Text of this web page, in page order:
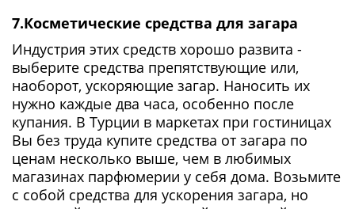
7.Косметические средства для загара
Индустрия этих средств хорошо развита -
выберите средства препятствующие или,
наоборот, ускоряющие загар. Наносить их
нужно каждые два часа, особенно после
купания. В Турции в маркетах при гостиницах
Вы без труда купите средства от загара по
ценам несколько выше, чем в любимых
магазинах парфюмерии у себя дома. Возьмите
с собой средства для ускорения загара, но